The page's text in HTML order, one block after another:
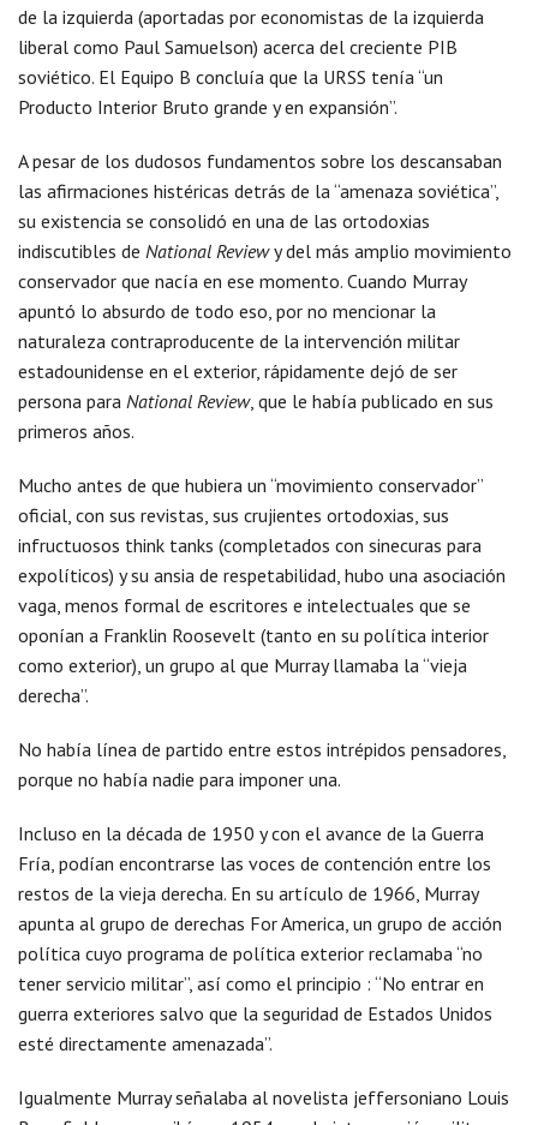
de la izquierda (aportadas por economistas de la izquierda
liberal como Paul Samuelson) acerca del creciente PIB
soviético. El Equipo B concluía que la URSS tenía “un
Producto Interior Bruto grande y en expansión”.
A pesar de los dudosos fundamentos sobre los descansaban
las afirmaciones histéricas detrás de la “amenaza soviética”,
su existencia se consolidó en una de las ortodoxias
indiscutibles de National Reviewy del más amplio movimiento
conservador que nacía en ese momento. Cuando Murray
apuntó lo absurdo de todo eso, por no mencionar la
naturaleza contraproducente de la intervención militar
estadounidense en el exterior, rápidamente dejó de ser
persona para National Review, que le había publicado en sus
primeros años.
Mucho antes de que hubiera un “movimiento conservador”
oficial, con sus revistas, sus crujientes ortodoxias, sus
infructuosos think tanks (completados con sinecuras para
expolíticos) y su ansia de respetabilidad, hubo una asociación
vaga, menos formal de escritores e intelectuales que se
oponían a Franklin Roosevelt (tanto en su política interior
como exterior), un grupo al que Murray llamaba la “vieja
derecha”.
No había línea de partido entre estos intrépidos pensadores,
porque no había nadie para imponer una.
Incluso en la década de 1950 y con el avance de la Guerra
Fría, podían encontrarse las voces de contención entre los
restos de la vieja derecha. En su artículo de 1966, Murray
apunta al grupo de derechas For America, un grupo de acción
política cuyo programa de política exterior reclamaba “no
tener servicio militar”, así como el principio : “No entrar en
guerra exteriores salvo que la seguridad de Estados Unidos
esté directamente amenazada”.
Igualmente Murray señalaba al novelista jeffersoniano Louis